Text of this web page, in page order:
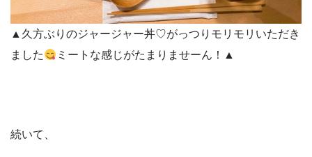
▲久方ぶりのジャージャー丼♡がっつりモリモリいただき
ました
ミートな感じがたまりませーん！▲
続いて、